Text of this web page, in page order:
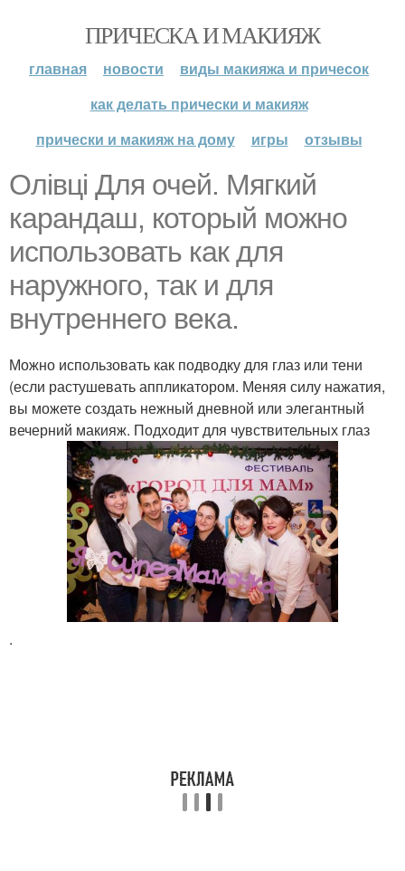
ПРИЧЕСКА И МАКИЯЖ
главная новости
виды макияжа и причесок
как делать прически и макияж
прически и макияж на дому
игры отзывы
Олівці Для очей. Мягкий
карандаш, который можно
использовать как для
наружного, так и для
внутреннего века.
Можно использовать как подводку для глаз или тени
(если растушевать аппликатором. Меняя силу нажатия,
вы можете создать нежный дневной или элегантный
вечерний макияж. Подходит для чувствительных глаз
.